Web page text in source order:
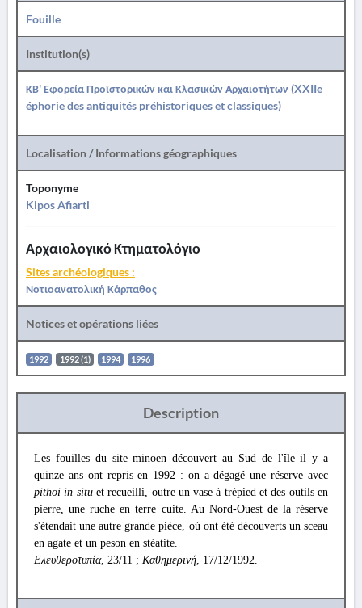
Fouille
Institution(s)
ΚΒ' Εφορεία Προϊστορικών και Κλασικών Αρχαιοτήτων (XXIIe
éphorie des antiquités préhistoriques et classiques)
Localisation / Informations géographiques
Toponyme
Kipos Afiarti
Αρχαιολογικό Κτηματολόγιο
Sites archéologiques :
Νοτιοανατολική Κάρπαθος
Notices et opérations liées
1992 1992 (1) 1994 1996
Description
Les fouilles du site minoen découvert au Sud de l'île il y a
quinze ans ont repris en 1992 : on a dégagé une réserve avec
pithoi in situet recueilli, outre un vase à trépied et des outils en
pierre, une ruche en terre cuite. Au Nord-Ouest de la réserve
s'étendait une autre grande pièce, où ont été découverts un sceau
en agate et un peson en stéatite.
Ελευθεροτυπία, 23/11 ; Καθημερινή, 17/12/1992.